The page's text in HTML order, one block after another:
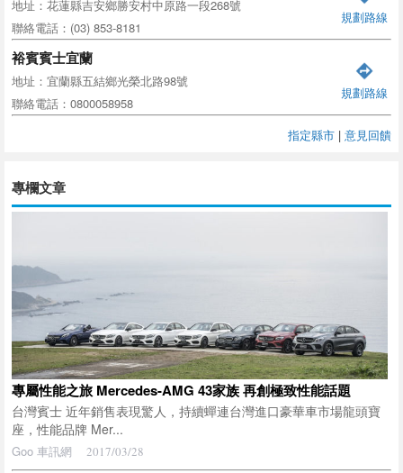
地址：花蓮縣吉安鄉勝安村中原路一段268號
聯絡電話：(03) 853-8181
規劃路線
裕賓賓士宜蘭
地址：宜蘭縣五結鄉光榮北路98號
聯絡電話：0800058958
規劃路線
指定縣市 | 意見回饋
專欄文章
專屬性能之旅 Mercedes-AMG 43家族 再創極致性能話題
台灣賓士 近年銷售表現驚人，持續蟬連台灣進口豪華車市場龍頭寶
座，性能品牌 Mer...
Goo 車訊網 2017/03/28